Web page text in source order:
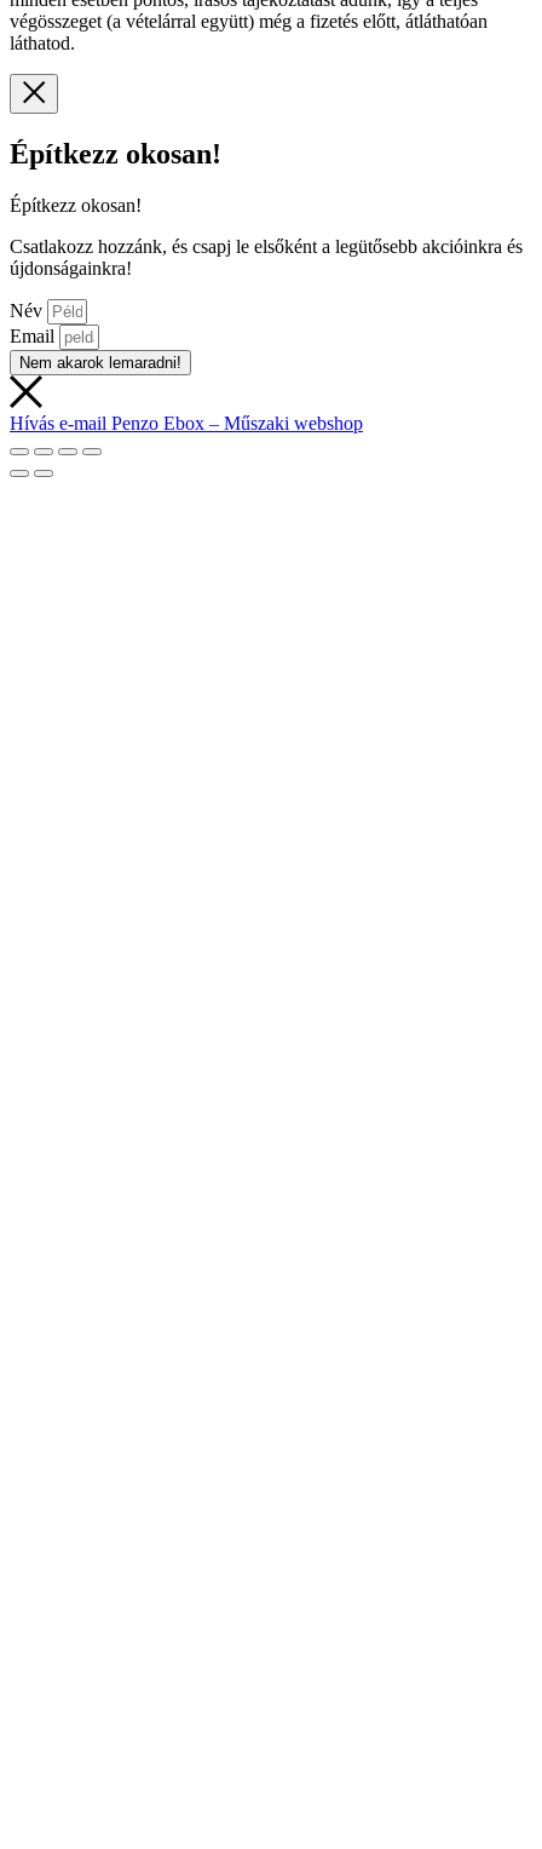
végösszeget (a vételárral együtt) még a fizetés előtt, átláthatóan
láthatod.
Építkezz okosan!
Építkezz okosan!
Csatlakozz hozzánk, és csapj le elsőként a legütősebb akcióinkra és
újdonságainkra!
Név
Email
Nem akarok lemaradni!
Hívás e-mail Penzo Ebox – Műszaki webshop